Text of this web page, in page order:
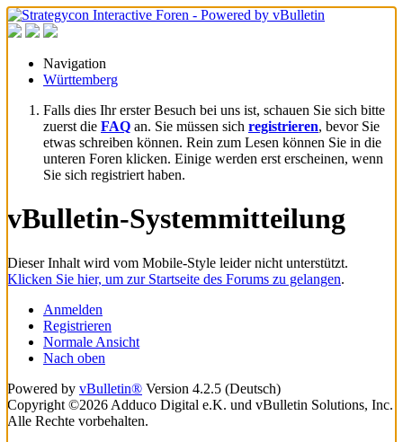
Navigation
Württemberg
Falls dies Ihr erster Besuch bei uns ist, schauen Sie sich bitte
zuerst die FAQ an. Sie müssen sich registrieren, bevor Sie
etwas schreiben können. Rein zum Lesen können Sie in die
unteren Foren klicken. Einige werden erst erscheinen, wenn
Sie sich registriert haben.
vBulletin-Systemmitteilung
Dieser Inhalt wird vom Mobile-Style leider nicht unterstützt.
Klicken Sie hier, um zur Startseite des Forums zu gelangen.
Anmelden
Registrieren
Normale Ansicht
Nach oben
Powered by vBulletin® Version 4.2.5 (Deutsch)
Copyright ©2026 Adduco Digital e.K. und vBulletin Solutions, Inc.
Alle Rechte vorbehalten.